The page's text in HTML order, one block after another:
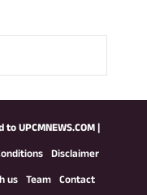
toUPCMNEWS.COM|
Disclaimer
us Team Contact